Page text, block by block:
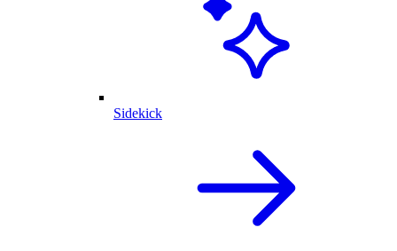
Sidekick